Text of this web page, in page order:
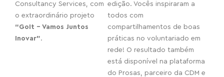
Consultancy Services, com
o extraordinário projeto
“GoIt – Vamos Juntos
Inovar”.
edição. Vocês inspiraram a
todos com
compartilhamentos de boas
práticas no voluntariado em
rede! O resultado também
está disponível na plataforma
do Prosas, parceiro da CDM e